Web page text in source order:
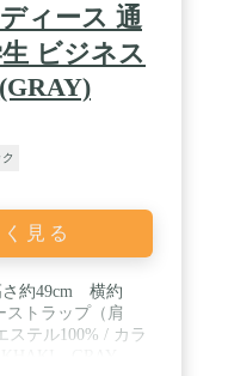
ィース 通
ビジネス
見る
さ約49cm 横約
トラップ（肩
ステル100% / カラ